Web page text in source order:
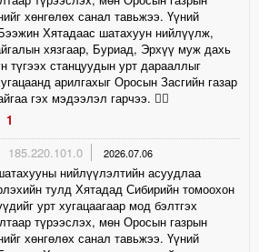
хөнгөлөх санал тавьжээ. Үүний
Хятадаас шатахуун нийлүүлж,
хязгаар, Буриад, Эрхүү муж дахь
түгээх станцуудын урт дарааллыг
арилгахыг Оросын Засгийн газар
гэх мэдээлэл гарчээ. 🤦‍♀️
1
185.220.101.0 2026.07.06
нийлүүлэлтийн асуудлаа
тулд Хятадад Сибирийн томоохон
урт хугацаагаар мод бэлтгэх
түрээслэх, мөн Оросын газрын
хөнгөлөх санал тавьжээ. Үүний